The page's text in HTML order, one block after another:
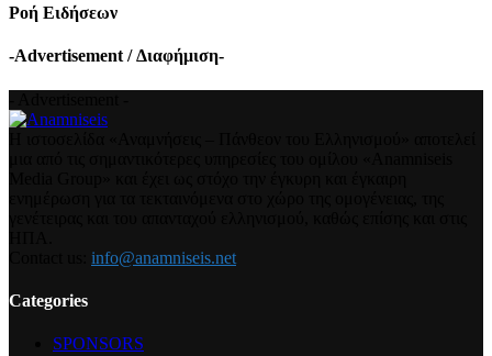
Ροή Ειδήσεων
-Advertisement / Διαφήμιση-
info@anamniseis.net
Categories
SPONSORS